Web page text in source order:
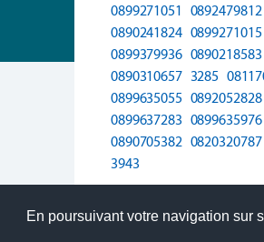
En poursuivant votre navigation sur
0899271051 0892479812
0890241824 0899271015
0899379936 0890218583
0890310657 3285
0899635055 0892052828
0899637283 0899635976
0890705382 0820320787
3943